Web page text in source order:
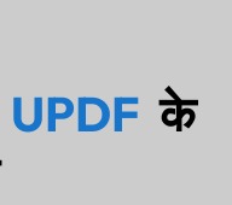
UPDF के